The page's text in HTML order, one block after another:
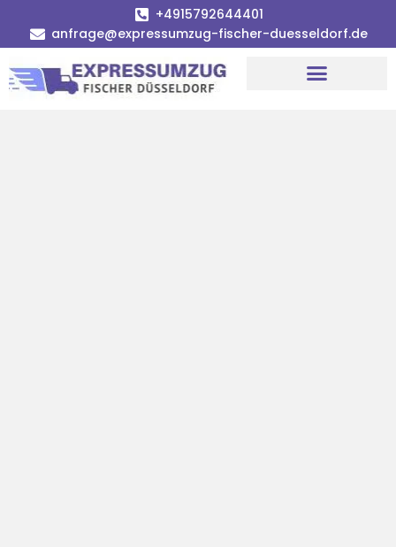
+4915792644401
anfrage@expressumzug-fischer-duesseldorf.de